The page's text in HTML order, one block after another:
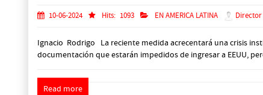
10-06-2024 Hits: 1093 EN AMERICA LATINA
Ignacio Rodrigo La reciente medida acrecentará una crisis
documentación que estarán impedidos de ingresar a EEUU,
Read more